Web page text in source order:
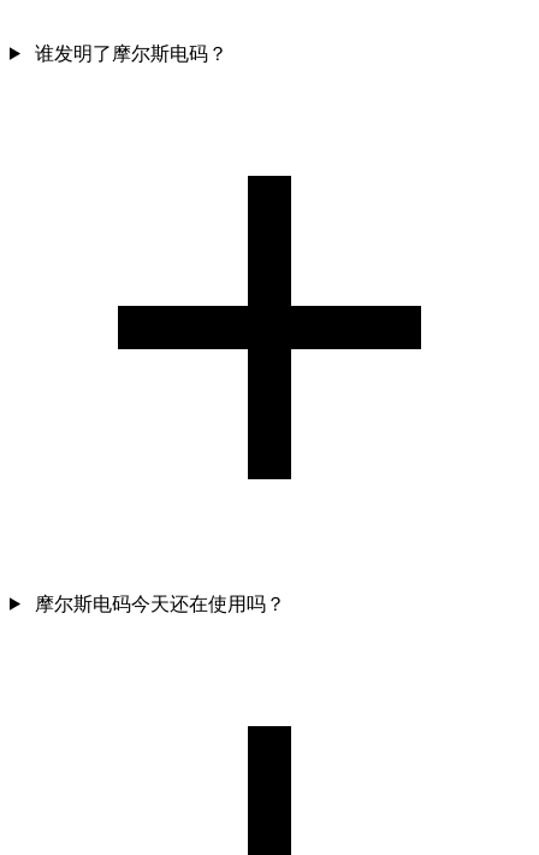
谁发明了摩尔斯电码？
摩尔斯电码今天还在使用吗？